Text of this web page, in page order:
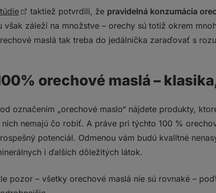
Orechové krémy obohatené o proteín
Orechový krém naslano. Čože?
Čo si z toho odniesť?
taktiež potvrdili, že pravidelná konzumácia
však záleží na množstve – orechy sú totiž okrem
maslá tak treba do jedálnička zaraďovať s
orechové maslá –
označením „orechové maslo“ nájdete produkty,
nich nemajú čo robiť. A práve pri týchto 100 %
potenciál. Odmenou vám budú kvalitné
i ďalších dôležitých látok.
pozor – všetky orechové maslá nie sú rovnaké –